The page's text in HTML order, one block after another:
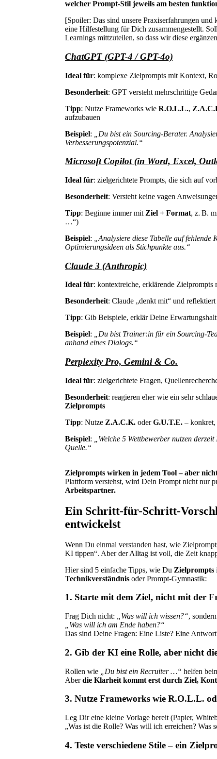
welcher Prompt-Stil jeweils am besten
[Spoiler: Das sind unsere Praxiserfahrungen
eine Hilfestellung für Dich zusammengestellt.
Learnings mittzuteilen, so dass wir diese
ChatGPT (GPT-4 / GPT-4o)
Ideal für: komplexe Zielprompts mit Kontext,
Besonderheit: GPT versteht mehrschrittige
Tipp: Nutze Frameworks wie R.O.L.L.,
aufzubauen
Beispiel:
„Du bist ein Sourcing-Berater.
Verbesserungspotenzial.“
Microsoft Copilot (in Word, Excel,
Ideal für: zielgerichtete Prompts, die sich auf
Besonderheit: Versteht keine vagen
Tipp: Beginne immer mit Ziel + Format, z. B.
…“)
Beispiel:
„Analysiere diese Tabelle auf
Optimierungsideen als Stichpunkte aus.“
Claude 3 (Anthropic)
Ideal für: kontextreiche, erklärende
Besonderheit: Claude „denkt mit“ und
Tipp: Gib Beispiele, erklär Deine
Beispiel: „Du bist Trainer:in für ein Sourcing-
anhand eines Dialogs.“
Perplexity Pro, Gemini & Co.
Ideal für: zielgerichtete Fragen,
Besonderheit: reagieren eher wie ein sehr
Zielprompts
Tipp: Nutze Z.A.C.K. oderG.U.T.E. – konkret,
Beispiel:
„Welche 5 Wettbewerber nutzen
Quelle.“
Zielprompts wirken in jedem Tool – aber
Plattform verstehst, wird Dein Prompt nicht nur
Arbeitspartner.
Ein Schritt-für-Schritt-
entwickelst
Wenn Du einmal verstanden hast, wie
KI tippen“. Aber der Alltag ist voll, die Zeit
Hier sind 5 einfache Tipps, wie Du Zielprompts
Technikverständnis oder Prompt-Gymnastik:
1. Starte mit dem Ziel, nicht mit der
Frag Dich nicht: „Was will ich wissen?“,
„Was will ich am Ende haben?“
Das sind Deine Fragen: Eine Liste? Eine
2. Gib der KI eine Rolle, aber nicht
Rollen wie „Du bist ein Recruiter …“ helfen
Aberdie Klarheit kommt erst durch Ziel,
3. Nutze Frameworks wie R.O.L.L.
Leg Dir eine kleine Vorlage bereit (Papier,
„Was ist die Rolle? Was will ich erreichen? Was
4. Teste verschiedene Stile – ein